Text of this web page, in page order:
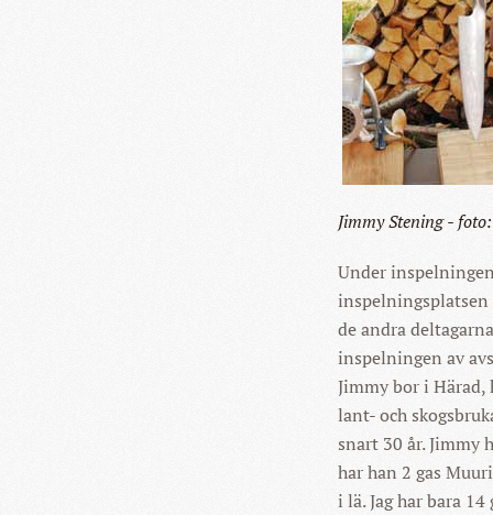
Jimmy Stening -
Under
de andra
inspelningen av
Jimmy bor i
lant- och
snart 30 år. Jimmy
har han 2 gas
i lä. Jag har bara